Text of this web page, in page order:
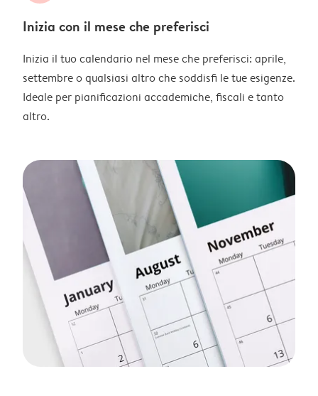
Inizia con il mese che preferisci
Inizia il tuo calendario nel mese che preferisci: aprile,
settembre o qualsiasi altro che soddisfi le tue esigenze.
Ideale per pianificazioni accademiche, fiscali e tanto
altro.